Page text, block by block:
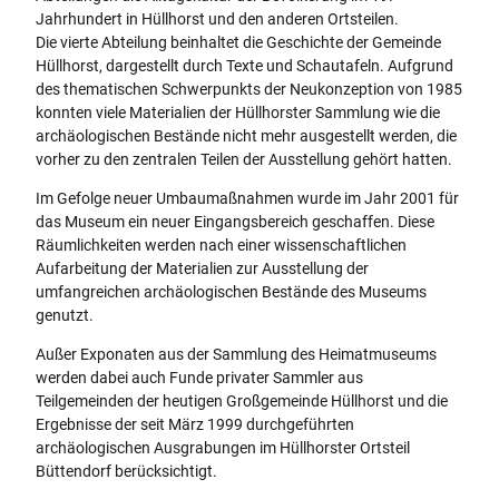
s
c
h
u
l
e
0
1
.
j
p
g
l
e
-
0
2
.
j
g
l
e
-
0
3
.
j
g
Jahrhundert in Hüllhorst und den anderen Ortsteilen.
Die vierte Abteilung beinhaltet die Geschichte der Gemeinde
Hüllhorst, dargestellt durch Texte und Schautafeln. Aufgrund
des thematischen Schwerpunkts der Neukonzeption von 1985
konnten viele Materialien der Hüllhorster Sammlung wie die
archäologischen Bestände nicht mehr ausgestellt werden, die
vorher zu den zentralen Teilen der Ausstellung gehört hatten.
Im Gefolge neuer Umbaumaßnahmen wurde im Jahr 2001 für
das Museum ein neuer Eingangsbereich geschaffen. Diese
Räumlichkeiten werden nach einer wissenschaftlichen
Aufarbeitung der Materialien zur Ausstellung der
umfangreichen archäologischen Bestände des Museums
genutzt.
Außer Exponaten aus der Sammlung des Heimatmuseums
werden dabei auch Funde privater Sammler aus
Teilgemeinden der heutigen Großgemeinde Hüllhorst und die
Ergebnisse der seit März 1999 durchgeführten
archäologischen Ausgrabungen im Hüllhorster Ortsteil
Büttendorf berücksichtigt.